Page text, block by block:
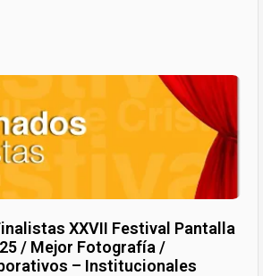
XXVII Festival Pantalla
/ Mejor Fotografía /
– Institucionales